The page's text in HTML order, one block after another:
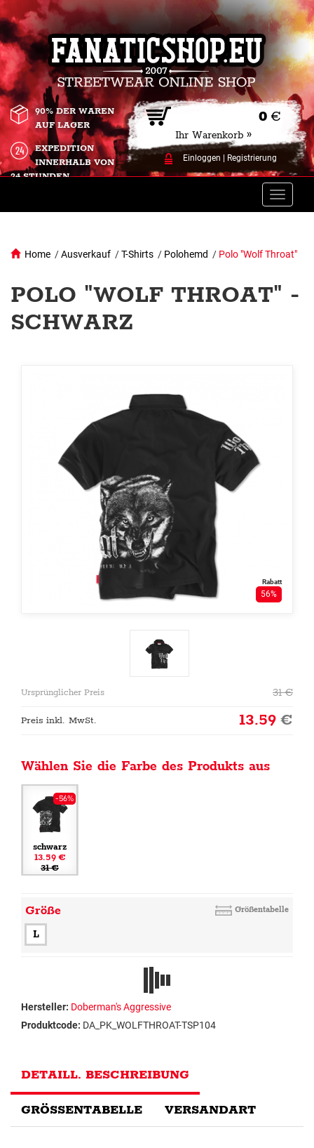
0 €
Ihr Warenkorb »
Einloggen Registrierung
90% DER WAREN
AUF LAGER
EXPEDITION
INNERHALB VON
24 STUNDEN.
Toggle
Home /Ausverkauf /T-Shirts / Polohemd / Polo "Wolf Throat"
POLO "WOLF THROAT" -
SCHWARZ
Rabatt
56%
Ursprünglicher Preis 31€
Preis inkl. MwSt. 13.59€
Wählen Sie die Farbe des Produkts aus
-56%
schwarz
13.59 €
31 €
Größe Größentabelle
L
Hersteller: Doberman's Aggressive
Produktcode: DA_PK_WOLFTHROAT-TSP104
DETAILL. BESCHREIBUNG
GRÖSSENTABELLE VERSANDART